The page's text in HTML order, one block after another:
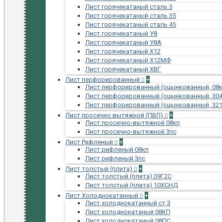
Лист горячекатаный сталь 3
Лист горячекатаный сталь 35
Лист горячекатаный сталь 45
Лист горячекатаный У8
Лист горячекатаный У8А
Лист горячекатаный Х12
Лист горячекатаный Х12МФ
Лист горячекатаный ХВГ
Лист перфорированный
+
Лист перфорированный (оцынкованный,
Лист перфорированный (оцынкованный,
Лист перфорированный (оцынкованный,
Лист просечно вытяжной (ПВЛ)
+
Лист просечно-вытяжной 08кп
Лист просечно-вытяжной 3пс
Лист Рифленый
+
Лист рифленый 08кп
Лист рифленый 3пс
Лист толстый (плита)
+
Лист толстый (плита) 09Г2С
Лист толстый (плита) 10ХСНД
Лист Холоднокатанный
+
Лист холоднокатанный ст 3
Лист холоднокатаный 08КП